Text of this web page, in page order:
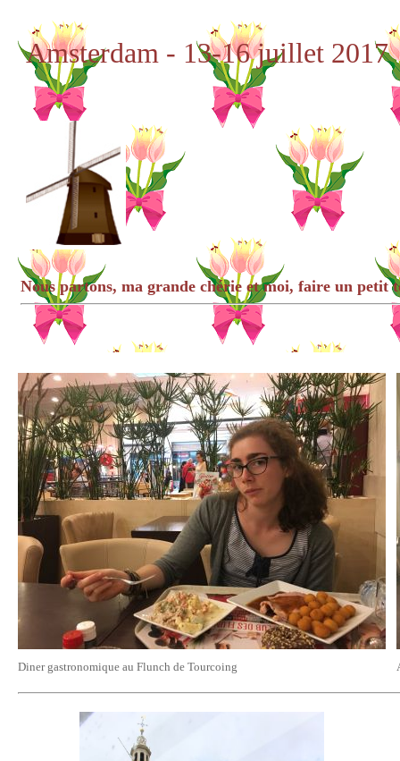
Diner gastronomique au Flunch de Tourcoing
Amsterdam - 13-16 juillet 2017
Nous partons, ma grande chérie et moi, faire un